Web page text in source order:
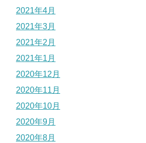
2021年4月
2021年3月
2021年2月
2021年1月
2020年12月
2020年11月
2020年10月
2020年9月
2020年8月